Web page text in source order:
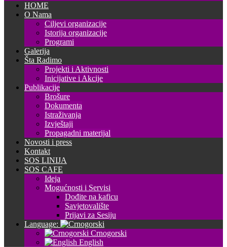
HOME
O Nama
Ciljevi organizacije
Istorija organizacije
Programi
Galerija
Šta Radimo
Projekti i Aktivnosti
Inicijative i Akcije
Publikacije
Brošure
Dokumenta
Istraživanja
Izvještaji
Propagadni materijal
Novosti i press
Kontakt
SOS LINIJA
SOS CAFE
Ideja
Mogućnosti i Servisi
Dođite na kaficu
Savjetovalište
Prijavi za Sesiju
Language:
Crnogorski
English